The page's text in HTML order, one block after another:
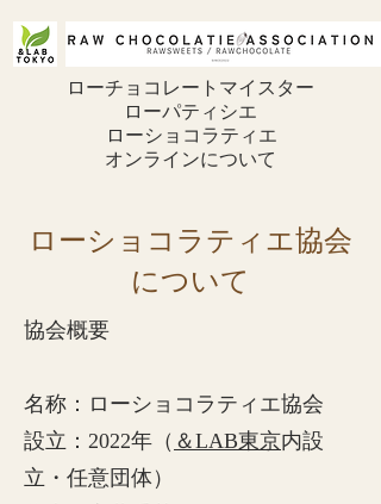
ローチョコレートマイスター
ローパティシエ
ローショコラティエ
オンラインについて
ローショコラティエ協会
について
協会概要
名称：ローショコラティエ協会
設立：2022年（ ＆LAB東京内設
立・任意団体）